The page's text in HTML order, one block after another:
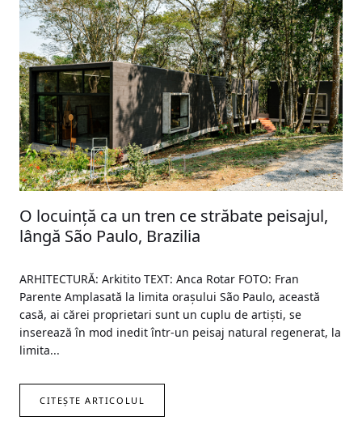
O locuință ca un tren ce străbate peisajul,
lângă São Paulo, Brazilia
ARHITECTURĂ: Arkitito TEXT: Anca Rotar FOTO: Fran
Parente Amplasată la limita orașului São Paulo, această
casă, ai cărei proprietari sunt un cuplu de artiști, se
inserează în mod inedit într-un peisaj natural regenerat, la
limita...
CITEȘTE ARTICOLUL